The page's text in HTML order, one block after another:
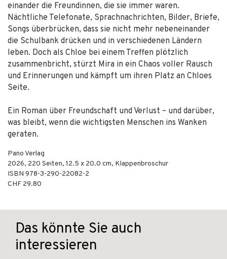
einander die Freundinnen, die sie immer waren.
Nächtliche Telefonate, Sprachnachrichten, Bilder, Briefe,
Songs überbrücken, dass sie nicht mehr nebeneinander
die Schulbank drücken und in verschiedenen Ländern
leben. Doch als Chloe bei einem Treffen plötzlich
zusammenbricht, stürzt Mira in ein Chaos voller Rausch
und Erinnerungen und kämpft um ihren Platz an Chloes
Seite.
Ein Roman über Freundschaft und Verlust – und darüber,
was bleibt, wenn die wichtigsten Menschen ins Wanken
geraten.
Pano Verlag
2026, 220 Seiten, 12.5 x 20.0 cm, Klappenbroschur
ISBN 978-3-290-22082-2
CHF 29.80
Das könnte Sie auch
interessieren